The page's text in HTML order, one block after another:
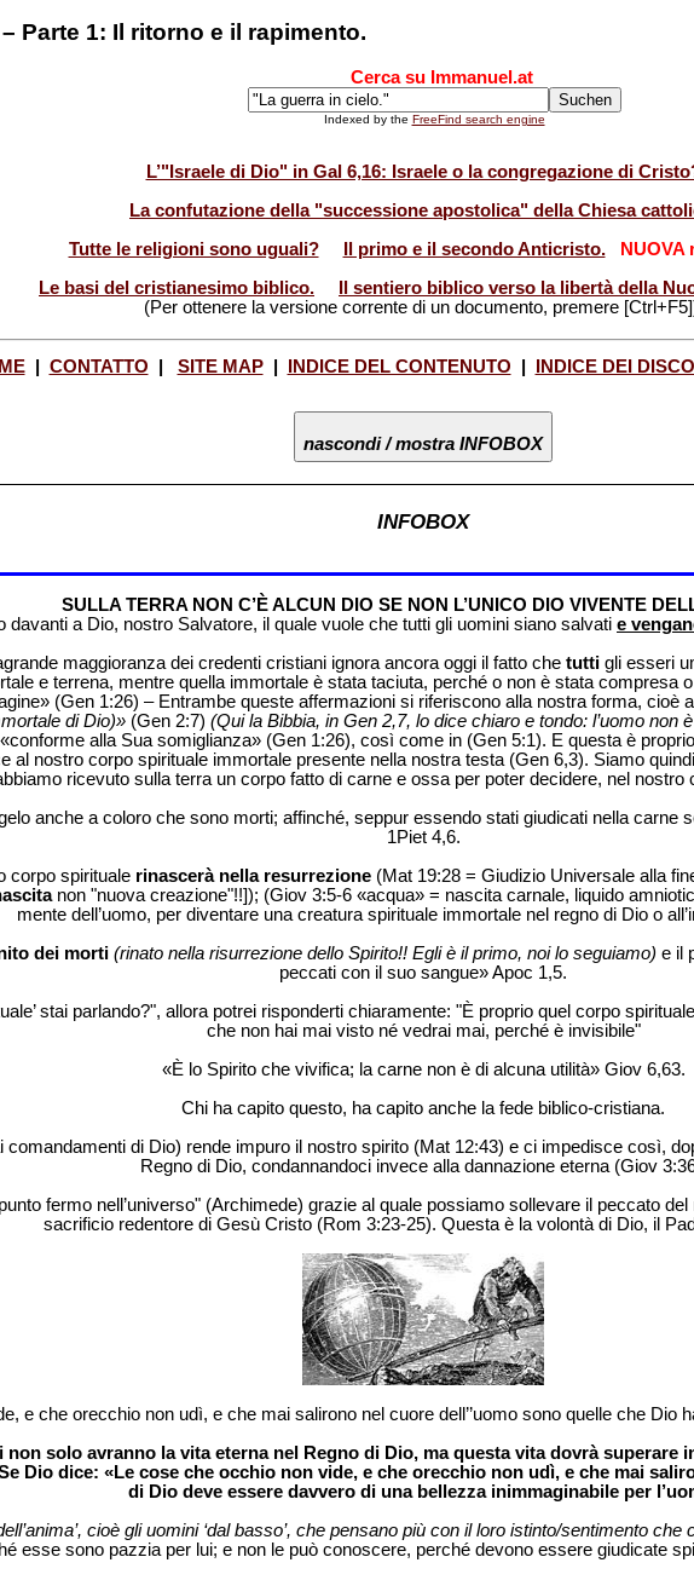
Parte 1: Il ritorno e il rapimento.
Cerca su Immanuel.at
Indexed by the FreeFind search engine
L’"Israele di Dio" in Gal 6,16: Israele o la congregazione di
La confutazione della "successione apostolica" della Chiesa
Tutte le religioni sono uguali?
Il primo e il secondo Anticristo.
NUOVA
Le basi del cristianesimo biblico.
Il sentiero biblico verso la libertà della
(Per ottenere la versione corrente di un documento, premere
| CONTATTO SITE MAP| INDICE DEL CONTENUTO INDICE DEI
nascondi / mostra INFOBOX
INFOBOX
SULLA TERRA NON C’È ALCUN DIO SE NON L’UNICO DIO VIVENTE
davanti a Dio, nostro Salvatore, il quale vuole che tutti gli uomini siano salvati e
maggioranza dei credenti cristiani ignora ancora oggi il fatto che tutti gli esseri
e terrena, mentre quella immortale è stata taciuta, perché o non è stata compresa
(Gen 1:26) – Entrambe queste affermazioni si riferiscono alla nostra forma,
di Dio)» (Gen 2:7) (Qui la Bibbia, in Gen 2,7, lo dice chiaro e tondo: l’uomo non
alla Sua somiglianza» (Gen 1:26), così come in (Gen 5:1). E questa è
al nostro corpo spirituale immortale presente nella nostra testa (Gen 6,3). Siamo
ricevuto sulla terra un corpo fatto di carne e ossa per poter decidere, nel
anche a coloro che sono morti; affinché, seppur essendo stati giudicati nella
1Piet 4,6.
corpo spirituale rinascerà nella resurrezione (Mat 19:28 = Giudizio Universale alla
non "nuova creazione"!!]); (Giov 3:5-6 «acqua» = nascita carnale, liquido
mente dell’uomo, per diventare una creatura spirituale immortale nel regno di Dio o
dei morti(rinato nella risurrezione dello Spirito!! Egli è il primo, noi lo seguiamo) e il
peccati con il suo sangue» Apoc 1,5.
stai parlando?", allora potrei risponderti chiaramente: "È proprio quel corpo
che non hai mai visto né vedrai mai, perché è invisibile"
«È lo Spirito che vivifica; la carne non è di alcuna utilità» Giov 6,63.
Chi ha capito questo, ha capito anche la fede biblico-cristiana.
comandamenti di Dio) rende impuro il nostro spirito (Mat 12:43) e ci impedisce così,
Regno di Dio, condannandoci invece alla dannazione eterna (Giov
fermo nell’universo" (Archimede) grazie al quale possiamo sollevare il peccato
sacrificio redentore di Gesù Cristo (Rom 3:23-25). Questa è la volontà di Dio, il
e che orecchio non udì, e che mai salirono nel cuore dell’’uomo sono quelle che Dio
solo avranno la vita eterna nel Regno di Dio, ma questa vita dovrà
Dio dice: «Le cose che occhio non vide, e che orecchio non udì, e che mai
di Dio deve essere davvero di una bellezza inimmaginabile per
cioè gli uomini ‘dal basso’, che pensano più con il loro istinto/sentimento
esse sono pazzia per lui; e non le può conoscere, perché devono essere giudicate